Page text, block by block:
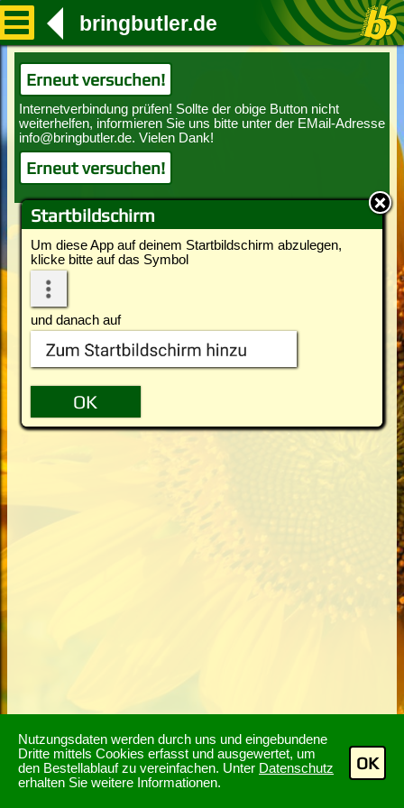
Nutzungsdaten werden durch uns und eingebundene
Dritte mittels Cookies erfasst und ausgewertet, um
den Bestellablauf zu vereinfachen. Unter Datenschutz
erhalten Sie weitere Informationen.
OK
Startbildschirm
Um diese App auf deinem Startbildschirm abzulegen,
klicke bitte auf das Symbol
und danach auf
bringbutler.de
Erneut versuchen!
Erneut versuchen!